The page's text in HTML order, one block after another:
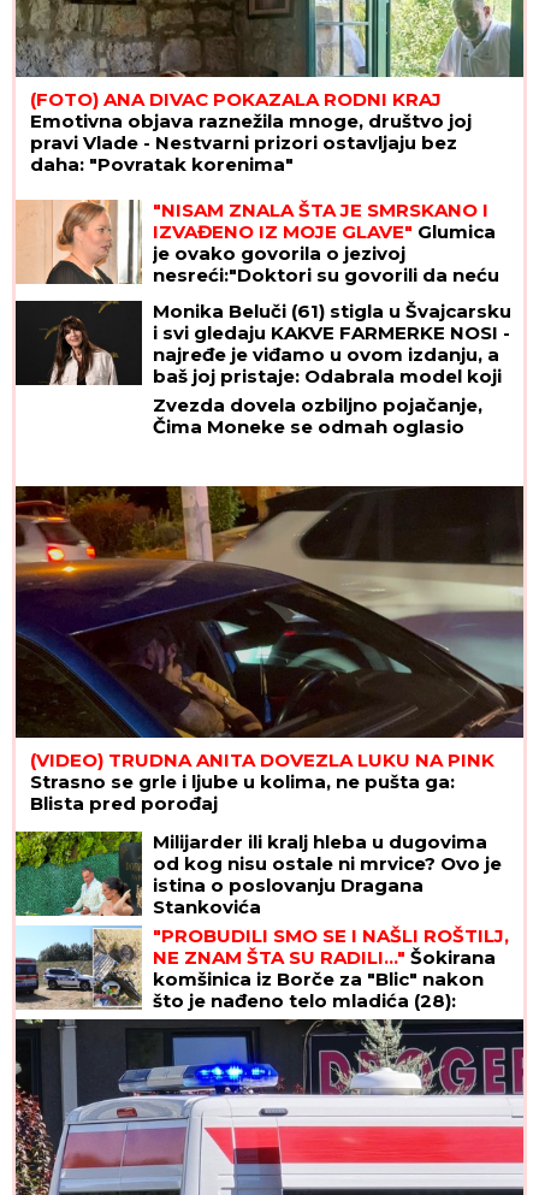
(FOTO) ANA DIVAC POKAZALA RODNI KRAJ
Emotivna objava raznežila mnoge, društvo joj
pravi Vlade - Nestvarni prizori ostavljaju bez
daha: "Povratak korenima"
"NISAM ZNALA ŠTA JE SMRSKANO I
IZVAĐENO IZ MOJE GLAVE" Glumica
je ovako govorila o jezivoj
nesreći:"Doktori su govorili da neću
Monika Beluči (61) stigla u Švajcarsku
i svi gledaju KAKVE FARMERKE NOSI -
najređe je viđamo u ovom izdanju, a
baš joj pristaje: Odabrala model koji
izdužuje figuru, a onda se vratila
prepoznatljivom stilu
Zvezda dovela ozbiljno pojačanje,
Čima Moneke se odmah oglasio
(VIDEO) TRUDNA ANITA DOVEZLA LUKU NA PINK
Strasno se grle i ljube u kolima, ne pušta ga:
Blista pred porođaj
Milijarder ili kralj hleba u dugovima
od kog nisu ostale ni mrvice? Ovo je
istina o poslovanju Dragana
Stankovića
"PROBUDILI SMO SE I NAŠLI ROŠTILJ,
NE ZNAM ŠTA SU RADILI..." Šokirana
komšinica iz Borče za "Blic" nakon
što je nađeno telo mladića (28):
Potresni prizori sa lica mesta (FOTO,
VIDEO)